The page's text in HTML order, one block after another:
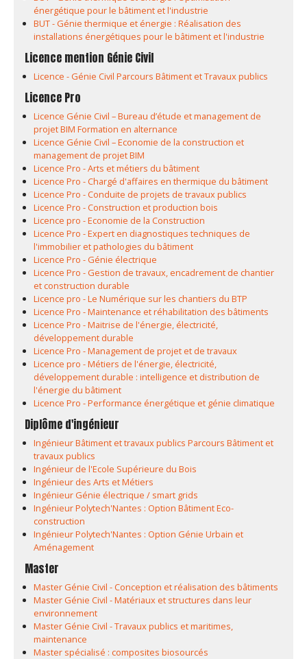
énergétique pour le bâtiment et l'industrie
BUT - Génie thermique et énergie : Réalisation des
installations énergétiques pour le bâtiment et l'industrie
Licence mention Génie Civil
Licence - Génie Civil Parcours Bâtiment et Travaux publics
Licence Pro
Licence Génie Civil – Bureau d’étude et management de
projet BIM Formation en alternance
Licence Génie Civil – Economie de la construction et
management de projet BIM
Licence Pro - Arts et métiers du bâtiment
Licence Pro - Chargé d'affaires en thermique du bâtiment
Licence Pro - Conduite de projets de travaux publics
Licence Pro - Construction et production bois
Licence pro - Economie de la Construction
Licence Pro - Expert en diagnostiques techniques de
l'immobilier et pathologies du bâtiment
Licence Pro - Génie électrique
Licence Pro - Gestion de travaux, encadrement de chantier
et construction durable
Licence pro - Le Numérique sur les chantiers du BTP
Licence Pro - Maintenance et réhabilitation des bâtiments
Licence Pro - Maitrise de l'énergie, électricité,
développement durable
Licence Pro - Management de projet et de travaux
Licence pro - Métiers de l'énergie, électricité,
développement durable : intelligence et distribution de
l'énergie du bâtiment
Licence Pro - Performance énergétique et génie climatique
Diplôme d'ingénieur
Ingénieur Bâtiment et travaux publics Parcours Bâtiment et
travaux publics
Ingénieur de l'Ecole Supérieure du Bois
Ingénieur des Arts et Métiers
Ingénieur Génie électrique / smart grids
Ingénieur Polytech'Nantes : Option Bâtiment Eco-
construction
Ingénieur Polytech'Nantes : Option Génie Urbain et
Aménagement
Master
Master Génie Civil - Conception et réalisation des bâtiments
Master Génie Civil - Matériaux et structures dans leur
environnement
Master Génie Civil - Travaux publics et maritimes,
maintenance
Master spécialisé : composites biosourcés